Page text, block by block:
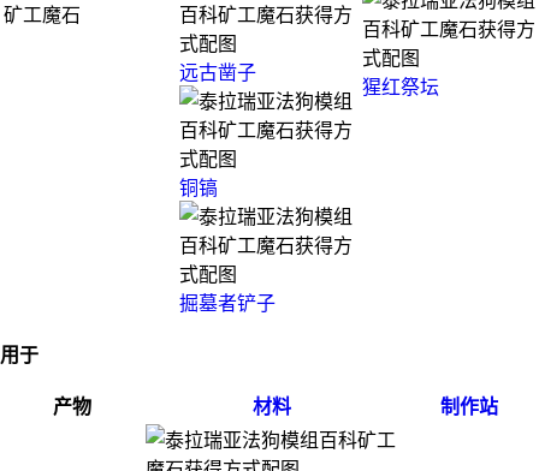
矿工魔石
远古凿子
铜镐
掘墓者铲子
猩红祭坛
用于
产物 材料 制作站